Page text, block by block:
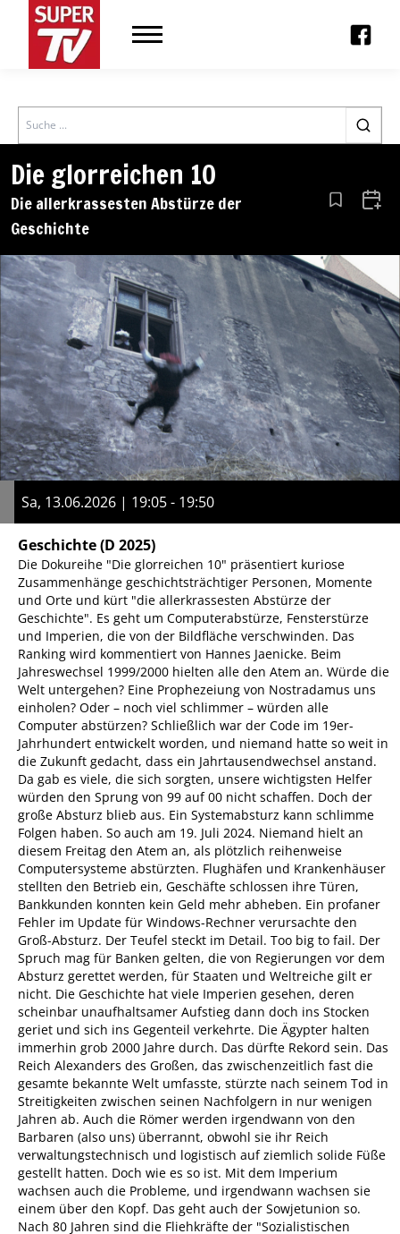
Search
Die glorreichen 10
Die allerkrassesten Abstürze der
Geschichte
Aus den
Sa, 13.06.2026 | 19:05 - 19:50
Geschichte(D 2025)
Die Dokureihe "Die glorreichen 10" präsentiert kuriose
Zusammenhänge geschichtsträchtiger Personen, Momente
und Orte und kürt "die allerkrassesten Abstürze der
Geschichte". Es geht um Computerabstürze, Fensterstürze
und Imperien, die von der Bildfläche verschwinden. Das
Ranking wird kommentiert von Hannes Jaenicke. Beim
Jahreswechsel 1999/2000 hielten alle den Atem an. Würde die
Welt untergehen? Eine Prophezeiung von Nostradamus uns
einholen? Oder – noch viel schlimmer – würden alle
Computer abstürzen? Schließlich war der Code im 19er-
Jahrhundert entwickelt worden, und niemand hatte so weit in
die Zukunft gedacht, dass ein Jahrtausendwechsel anstand.
Da gab es viele, die sich sorgten, unsere wichtigsten Helfer
würden den Sprung von 99 auf 00 nicht schaffen. Doch der
große Absturz blieb aus. Ein Systemabsturz kann schlimme
Folgen haben. So auch am 19. Juli 2024. Niemand hielt an
diesem Freitag den Atem an, als plötzlich reihenweise
Computersysteme abstürzten. Flughäfen und Krankenhäuser
stellten den Betrieb ein, Geschäfte schlossen ihre Türen,
Bankkunden konnten kein Geld mehr abheben. Ein profaner
Fehler im Update für Windows-Rechner verursachte den
Groß-Absturz. Der Teufel steckt im Detail. Too big to fail. Der
Spruch mag für Banken gelten, die von Regierungen vor dem
Absturz gerettet werden, für Staaten und Weltreiche gilt er
nicht. Die Geschichte hat viele Imperien gesehen, deren
scheinbar unaufhaltsamer Aufstieg dann doch ins Stocken
geriet und sich ins Gegenteil verkehrte. Die Ägypter halten
immerhin grob 2000 Jahre durch. Das dürfte Rekord sein. Das
Reich Alexanders des Großen, das zwischenzeitlich fast die
gesamte bekannte Welt umfasste, stürzte nach seinem Tod in
Streitigkeiten zwischen seinen Nachfolgern in nur wenigen
Jahren ab. Auch die Römer werden irgendwann von den
Barbaren (also uns) überrannt, obwohl sie ihr Reich
verwaltungstechnisch und logistisch auf ziemlich solide Füße
gestellt hatten. Doch wie es so ist. Mit dem Imperium
wachsen auch die Probleme, und irgendwann wachsen sie
einem über den Kopf. Das geht auch der Sowjetunion so.
Nach 80 Jahren sind die Fliehkräfte der "Sozialistischen